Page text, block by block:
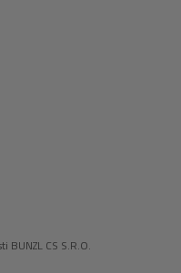
BUNZL CS S.R.O.